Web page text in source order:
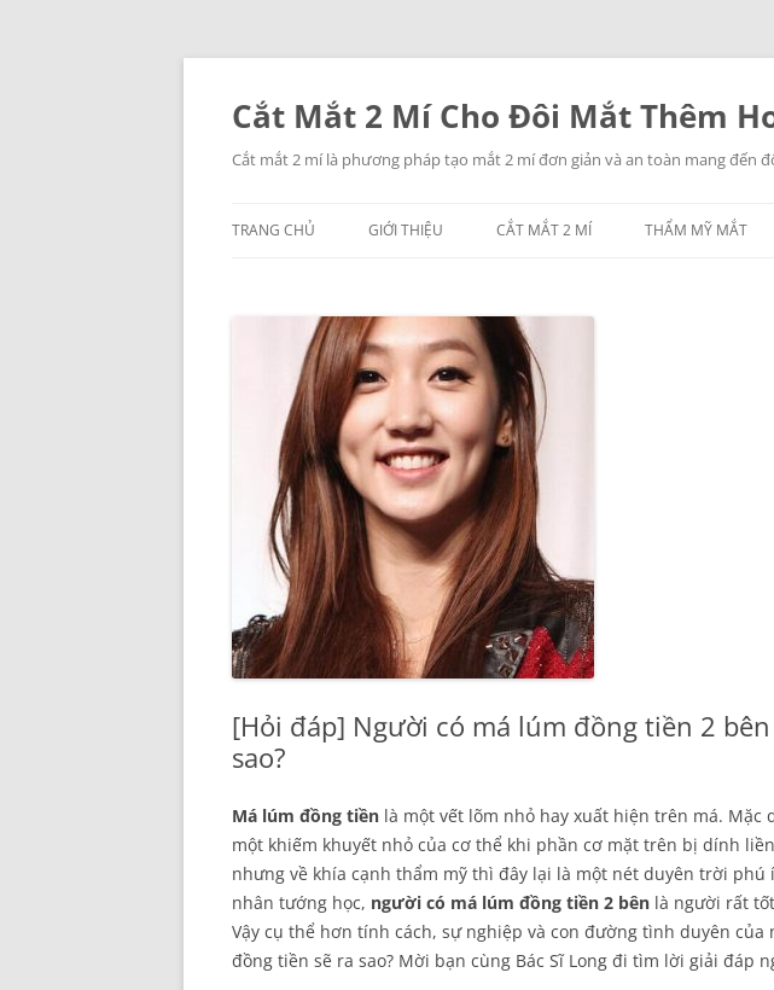
Chuyển
dung
Cắt Mắt 2 Mí Cho Đôi Mắt Thêm
Cắt mắt 2 mí là phương pháp tạo mắt 2 mí đơn giản và an toàn mang đến
TRANG CHỦ GIỚI THIỆU CẮT MẮT 2 MÍ THẨM MỸ MẮT
[Hỏi đáp] Người có má lúm đồng tiền 2
sao?
Má lúm đồng tiền là một vết lõm nhỏ hay xuất hiện trên má. Mặc
một khiếm khuyết nhỏ của cơ thể khi phần cơ mặt trên bị dính
nhưng về khía cạnh thẩm mỹ thì đây lại là một nét duyên trời phú
nhân tướng học, người có má lúm đồng tiền 2 bên là người rất
Vậy cụ thể hơn tính cách, sự nghiệp và con đường tình duyên
đồng tiền sẽ ra sao? Mời bạn cùng Bác Sĩ Long đi tìm lời giải đáp